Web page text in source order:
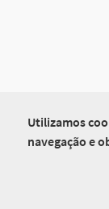
Utilizamos
navegação e